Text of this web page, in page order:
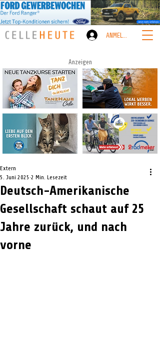
ANMELDEN
Anzeigen
Deutsch-Amerikanische
Gesellschaft schaut auf 25
Jahre zurück, und nach
vorne
Extern
5. Juni 2025 2 Min. Lesezeit